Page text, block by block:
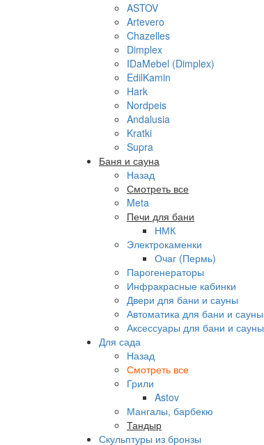
ASTOV
Artevero
Chazelles
Dimplex
IDaMebel (Dimplex)
EdilKamin
Hark
Nordpeis
Andalusia
Kratki
Supra
Баня и сауна
Назад
Смотреть все
Meta
Печи для бани
НМК
Электрокаменки
Очаг (Пермь)
Парогенераторы
Инфракрасные кабинки
Двери для бани и сауны
Автоматика для бани и сауны
Аксессуары для бани и сауны
Для сада
Назад
Смотреть все
Грили
Astov
Мангалы, барбекю
Тандыр
Скульптуры из бронзы